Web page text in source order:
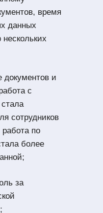
время
данных
документов и
с
сотрудников
по
более
за